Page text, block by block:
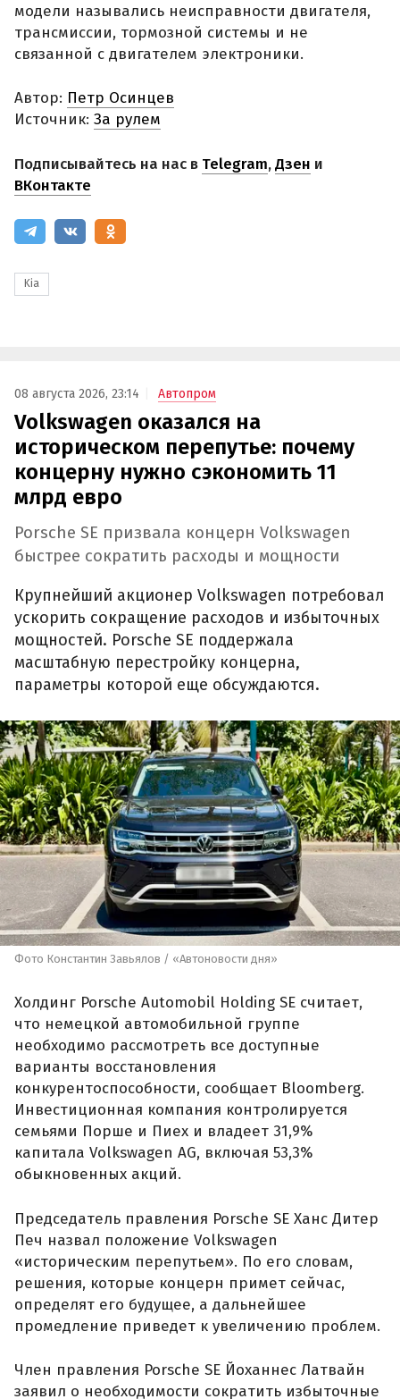
модели назывались неисправности двигателя,
трансмиссии, тормозной системы и не
связанной с двигателем электроники.
Автор: Петр Осинцев
Источник: За рулем
Подписывайтесь на нас в Telegram,Дзен и
ВКонтакте
Kia
08 августа 2026, 23:14 Автопром
Volkswagen оказался на
историческом перепутье: почему
концерну нужно сэкономить 11
млрд евро
Porsche SE призвала концерн Volkswagen
быстрее сократить расходы и мощности
Крупнейший акционер Volkswagen потребовал
ускорить сокращение расходов и избыточных
мощностей. Porsche SE поддержала
масштабную перестройку концерна,
параметры которой еще обсуждаются.
Фото Константин Завьялов / «Автоновости дня»
Холдинг Porsche Automobil Holding SE считает,
что немецкой автомобильной группе
необходимо рассмотреть все доступные
варианты восстановления
конкурентоспособности, сообщает Bloomberg.
Инвестиционная компания контролируется
семьями Порше и Пиех и владеет 31,9%
капитала Volkswagen AG, включая 53,3%
обыкновенных акций.
Председатель правления Porsche SE Ханс Дитер
Печ назвал положение Volkswagen
«историческим перепутьем». По его словам,
решения, которые концерн примет сейчас,
определят его будущее, а дальнейшее
промедление приведет к увеличению проблем.
Член правления Porsche SE Йоханнес Латвайн
заявил о необходимости сократить избыточные